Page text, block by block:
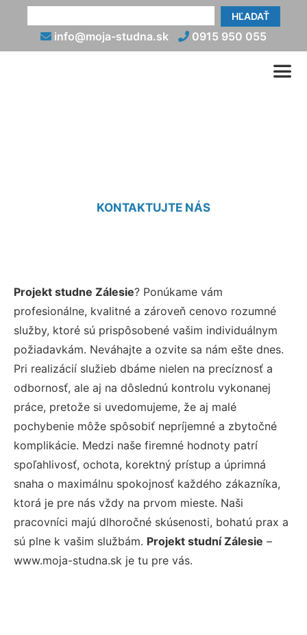
HĽADAŤ
info@moja-studna.sk 0915 950 055
KONTAKTUJTE NÁS
Projekt studne Zálesie? Ponúkame vám
profesionálne, kvalitné a zároveň cenovo rozumné
služby, ktoré sú prispôsobené vašim individuálnym
požiadavkám. Neváhajte a ozvite sa nám ešte dnes.
Pri realizácií služieb dbáme nielen na precíznosť a
odbornosť, ale aj na dôslednú kontrolu vykonanej
práce, pretože si uvedomujeme, že aj malé
pochybenie môže spôsobiť nepríjemné a zbytočné
komplikácie. Medzi naše firemné hodnoty patrí
spoľahlivosť, ochota, korektný prístup a úprimná
snaha o maximálnu spokojnosť každého zákazníka,
ktorá je pre nás vždy na prvom mieste. Naši
pracovníci majú dlhoročné skúsenosti, bohatú prax a
sú plne k vašim službám. Projekt studní Zálesie –
www.moja-studna.sk je tu pre vás.